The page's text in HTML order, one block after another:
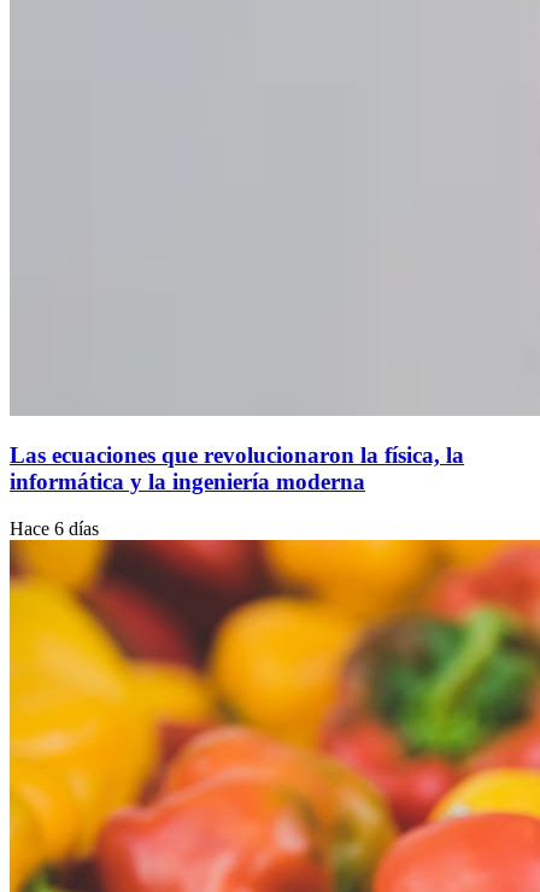
Las ecuaciones que revolucionaron la física, la
informática y la ingeniería moderna
Hace 6 días